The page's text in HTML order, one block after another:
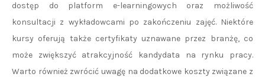
dostęp do platform e-learningowych oraz możliwość
konsultacji z wykładowcami po zakończeniu zajęć. Niektóre
kursy oferują także certyfikaty uznawane przez branżę, co
może zwiększyć atrakcyjność kandydata na rynku pracy.
Warto również zwrócić uwagę na dodatkowe koszty związane z